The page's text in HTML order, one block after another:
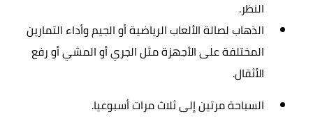
النظر.
الذهاب لصالة الألعاب الرياضية أو الجيم وأداء التمارين
المختلفة على الأجهزة مثل الجري أو المشي أو رفع
الأثقال.
السباحة مرتين إلى ثلاث مرات أسبوعيا.